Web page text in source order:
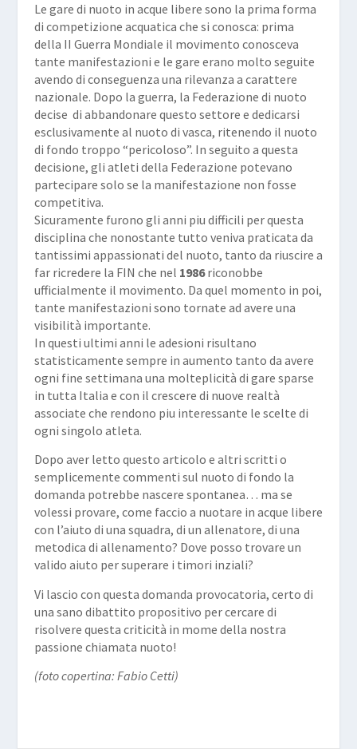
Le gare di nuoto in acque libere sono la prima forma
di competizione acquatica che si conosca: prima
della II Guerra Mondiale il movimento conosceva
tante manifestazioni e le gare erano molto seguite
avendo di conseguenza una rilevanza a carattere
nazionale. Dopo la guerra, la Federazione di nuoto
decise di abbandonare questo settore e dedicarsi
esclusivamente al nuoto di vasca, ritenendo il nuoto
di fondo troppo “pericoloso”. In seguito a questa
decisione, gli atleti della Federazione potevano
partecipare solo se la manifestazione non fosse
competitiva.
Sicuramente furono gli anni piu difficili per questa
disciplina che nonostante tutto veniva praticata da
tantissimi appassionati del nuoto, tanto da riuscire a
far ricredere la FIN che nel 1986riconobbe
ufficialmente il movimento. Da quel momento in poi,
tante manifestazioni sono tornate ad avere una
visibilità importante.
In questi ultimi anni le adesioni risultano
statisticamente sempre in aumento tanto da avere
ogni fine settimana una molteplicità di gare sparse
in tutta Italia e con il crescere di nuove realtà
associate che rendono piu interessante le scelte di
ogni singolo atleta.
Dopo aver letto questo articolo e altri scritti o
semplicemente commenti sul nuoto di fondo la
domanda potrebbe nascere spontanea… ma se
volessi provare, come faccio a nuotare in acque libere
con l’aiuto di una squadra, di un allenatore, di una
metodica di allenamento? Dove posso trovare un
valido aiuto per superare i timori inziali?
Vi lascio con questa domanda provocatoria, certo di
una sano dibattito propositivo per cercare di
risolvere questa criticità in mome della nostra
passione chiamata nuoto!
(foto copertina: Fabio Cetti)